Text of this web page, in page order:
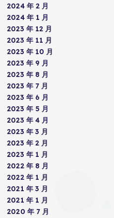
2024 年 2 月
2024 年 1 月
2023 年 12 月
2023 年 11 月
2023 年 10 月
2023 年 9 月
2023 年 8 月
2023 年 7 月
2023 年 6 月
2023 年 5 月
2023 年 4 月
2023 年 3 月
2023 年 2 月
2023 年 1 月
2022 年 8 月
2022 年 1 月
2021 年 3 月
2021 年 1 月
2020 年 7 月